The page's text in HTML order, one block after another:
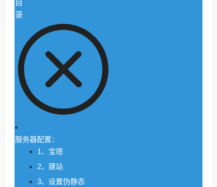
目
录
服务器配置：
1、宝塔
2、建站
3、设置伪静态